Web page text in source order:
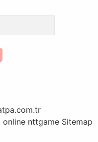
online nttgame Sitemap